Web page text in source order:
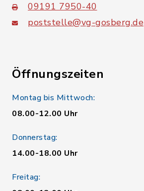
09191 7950-40
poststelle@vg-gosberg.de
Öffnungszeiten
Montag bis Mittwoch:
08.00-12.00 Uhr
Donnerstag:
14.00-18.00 Uhr
Freitag: